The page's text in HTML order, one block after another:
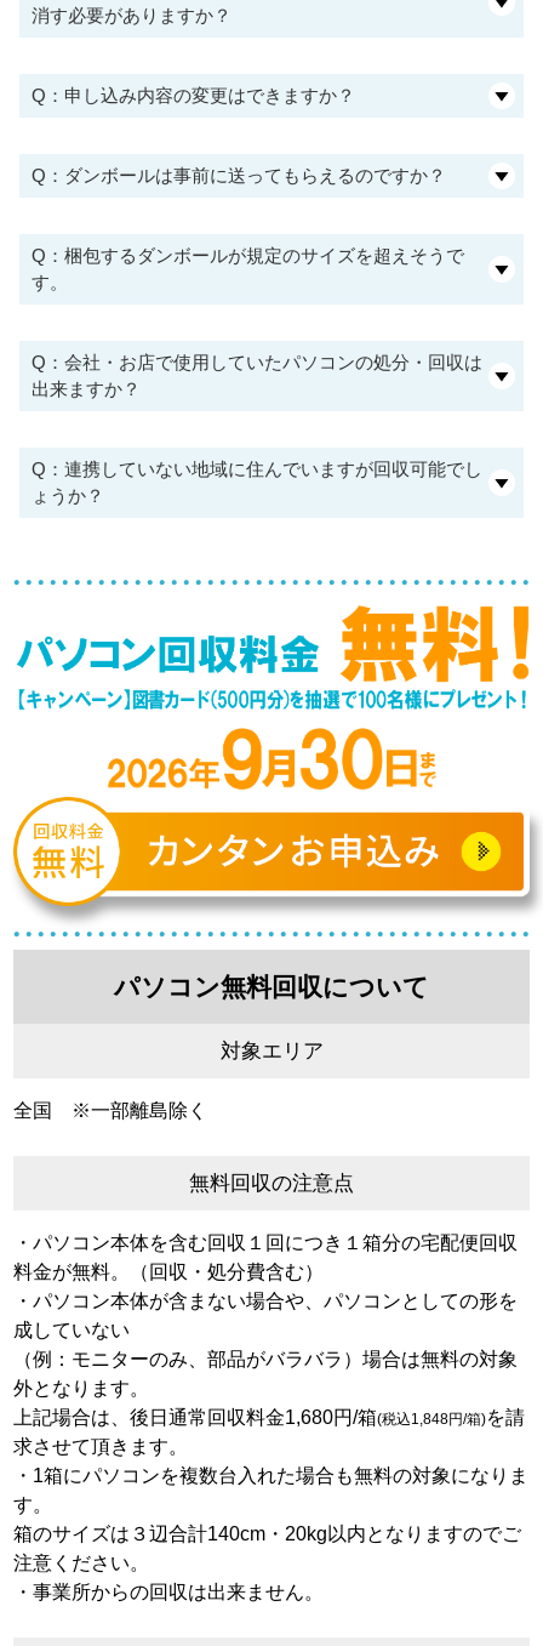
消す必要がありますか？
Q：申し込み内容の変更はできますか？
Q：ダンボールは事前に送ってもらえるのですか？
Q：梱包するダンボールが規定のサイズを超えそうで
す。
Q：会社・お店で使用していたパソコンの処分・回収は
出来ますか？
Q：連携していない地域に住んでいますが回収可能でし
ょうか？
パソコン無料回収について
対象エリア
全国 ※一部離島除く
無料回収の注意点
・パソコン本体を含む回収１回につき１箱分の宅配便回収
料金が無料。（回収・処分費含む）
・パソコン本体が含まない場合や、パソコンとしての形を
成していない
（例：モニターのみ、部品がバラバラ）場合は無料の対象
外となります。
上記場合は、後日通常回収料金1,680円/箱(税込1,848円/箱)を請
求させて頂きます。
・1箱にパソコンを複数台入れた場合も無料の対象になりま
す。
箱のサイズは３辺合計140cm・20kg以内となりますのでご
注意ください。
・事業所からの回収は出来ません。